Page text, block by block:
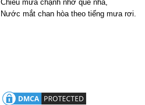
Chiều mưa chạnh nhớ quê nhà,
Nước mắt chan hòa theo tiếng mưa rơi.